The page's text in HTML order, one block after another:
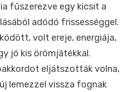
fűszerezve egy kicsit a
adódó frissességgel.
volt ereje, energiája,
jó kis örömjátékkal.
eljátszották volna,
lemezzel vissza fognak